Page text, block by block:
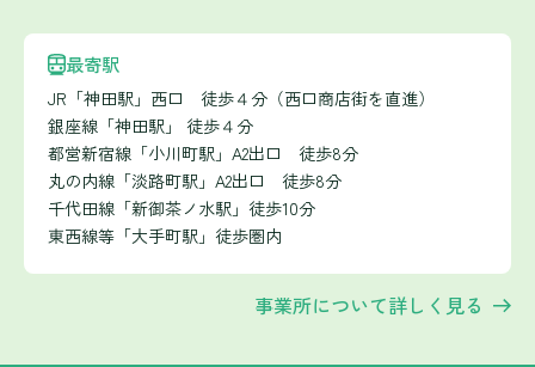
最寄駅
JR「神田駅」西口 徒歩４分（西口商店街を直進）
銀座線「神田駅」 徒歩４分
都営新宿線「小川町駅」A2出口 徒歩8分
丸の内線「淡路町駅」A2出口 徒歩8分
千代田線「新御茶ノ水駅」徒歩10分
東西線等「大手町駅」徒歩圏内
事業所について詳しく見る